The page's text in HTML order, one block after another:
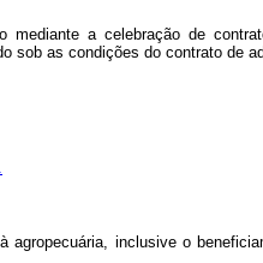
mediante a celebração de
sob as condições do contrato de
inclusive o